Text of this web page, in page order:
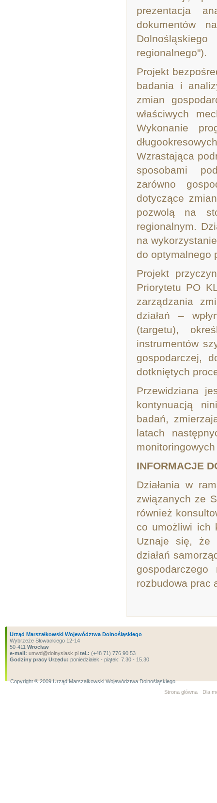
prezentacja
dokumentów
regionalnego").
Projekt
badania i
zmian
właściwych
Wykonanie
Wzrastająca
sposobami
zarówno
dotyczące
pozwolą na
regionalnym.
na
do optymalnego
Projekt
Priorytetu PO
zarządzania
działań –
(targetu),
instrumentów
gospodarczej,
dotkniętych
Przewidziana
kontynuacją
badań,
latach
INFORMACJE
Działania w
związanych ze
również
co umożliwi ich
Uznaje się, że
działań
rozbudowa prac
Urząd Marszałkowski Województwa Dolnośląskiego
Wybrzeże Słowackiego 12-14
50-411 Wrocław
e-mail: umwd@dolnyslask.pl tel.: (+48 71) 776 90 53
Godziny pracy Urzędu: poniedziałek - piątek: 7.30 - 15.30
Copyright ® 2009 Urząd Marszałkowski Województwa Dolnośląskiego
Strona główna
Dla